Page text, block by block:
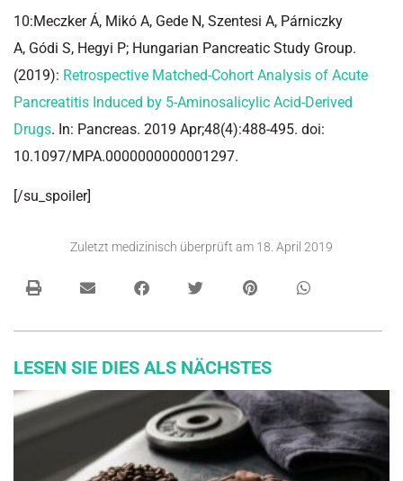
10:Meczker Á, Mikó A, Gede N, Szentesi A, Párniczky
A, Gódi S, Hegyi P; Hungarian Pancreatic Study Group.
(2019): Retrospective Matched-Cohort Analysis of Acute
Pancreatitis Induced by 5-Aminosalicylic Acid-Derived
Drugs. In: Pancreas. 2019 Apr;48(4):488-495. doi:
10.1097/MPA.0000000000001297.
[/su_spoiler]
Zuletzt medizinisch überprüft am 18. April 2019
LESEN SIE DIES ALS NÄCHSTES